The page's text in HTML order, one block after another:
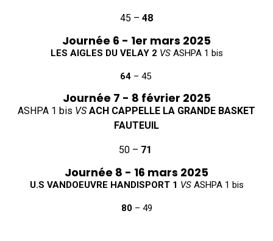
45 – 48
Journée 6 - 1er mars 2025
LES AIGLES DU VELAY 2 VS ASHPA 1 bis
64– 45
Journée 7 - 8 février 2025
ASHPA 1 bis VSACH CAPPELLE LA GRANDE BASKET
FAUTEUIL
50 – 71
Journée 8 - 16 mars 2025
U.S VANDOEUVRE HANDISPORT 1 VS ASHPA 1 bis
80– 49